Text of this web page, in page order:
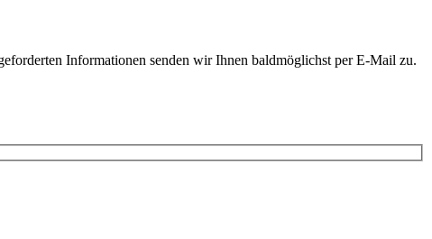
Informationen senden wir Ihnen baldmöglichst per E-Mail zu.